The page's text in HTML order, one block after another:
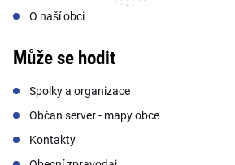
O naší obci
Může se hodit
Spolky a organizace
Občan server - mapy obce
Kontakty